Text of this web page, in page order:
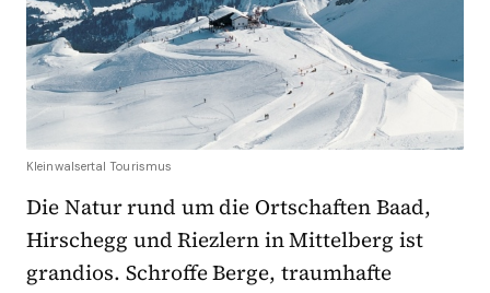
Kleinwalsertal Tourismus
Die Natur rund um die Ortschaften Baad,
Hirschegg und Riezlern in Mittelberg ist
grandios. Schroffe Berge, traumhafte